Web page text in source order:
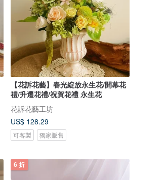
【花訴花藝】春光綻放永生花/開幕花
禮/升遷花禮/祝賀花禮 永生花
花訴花藝工坊
US$ 128.29
可客製 獨家販售
6 折